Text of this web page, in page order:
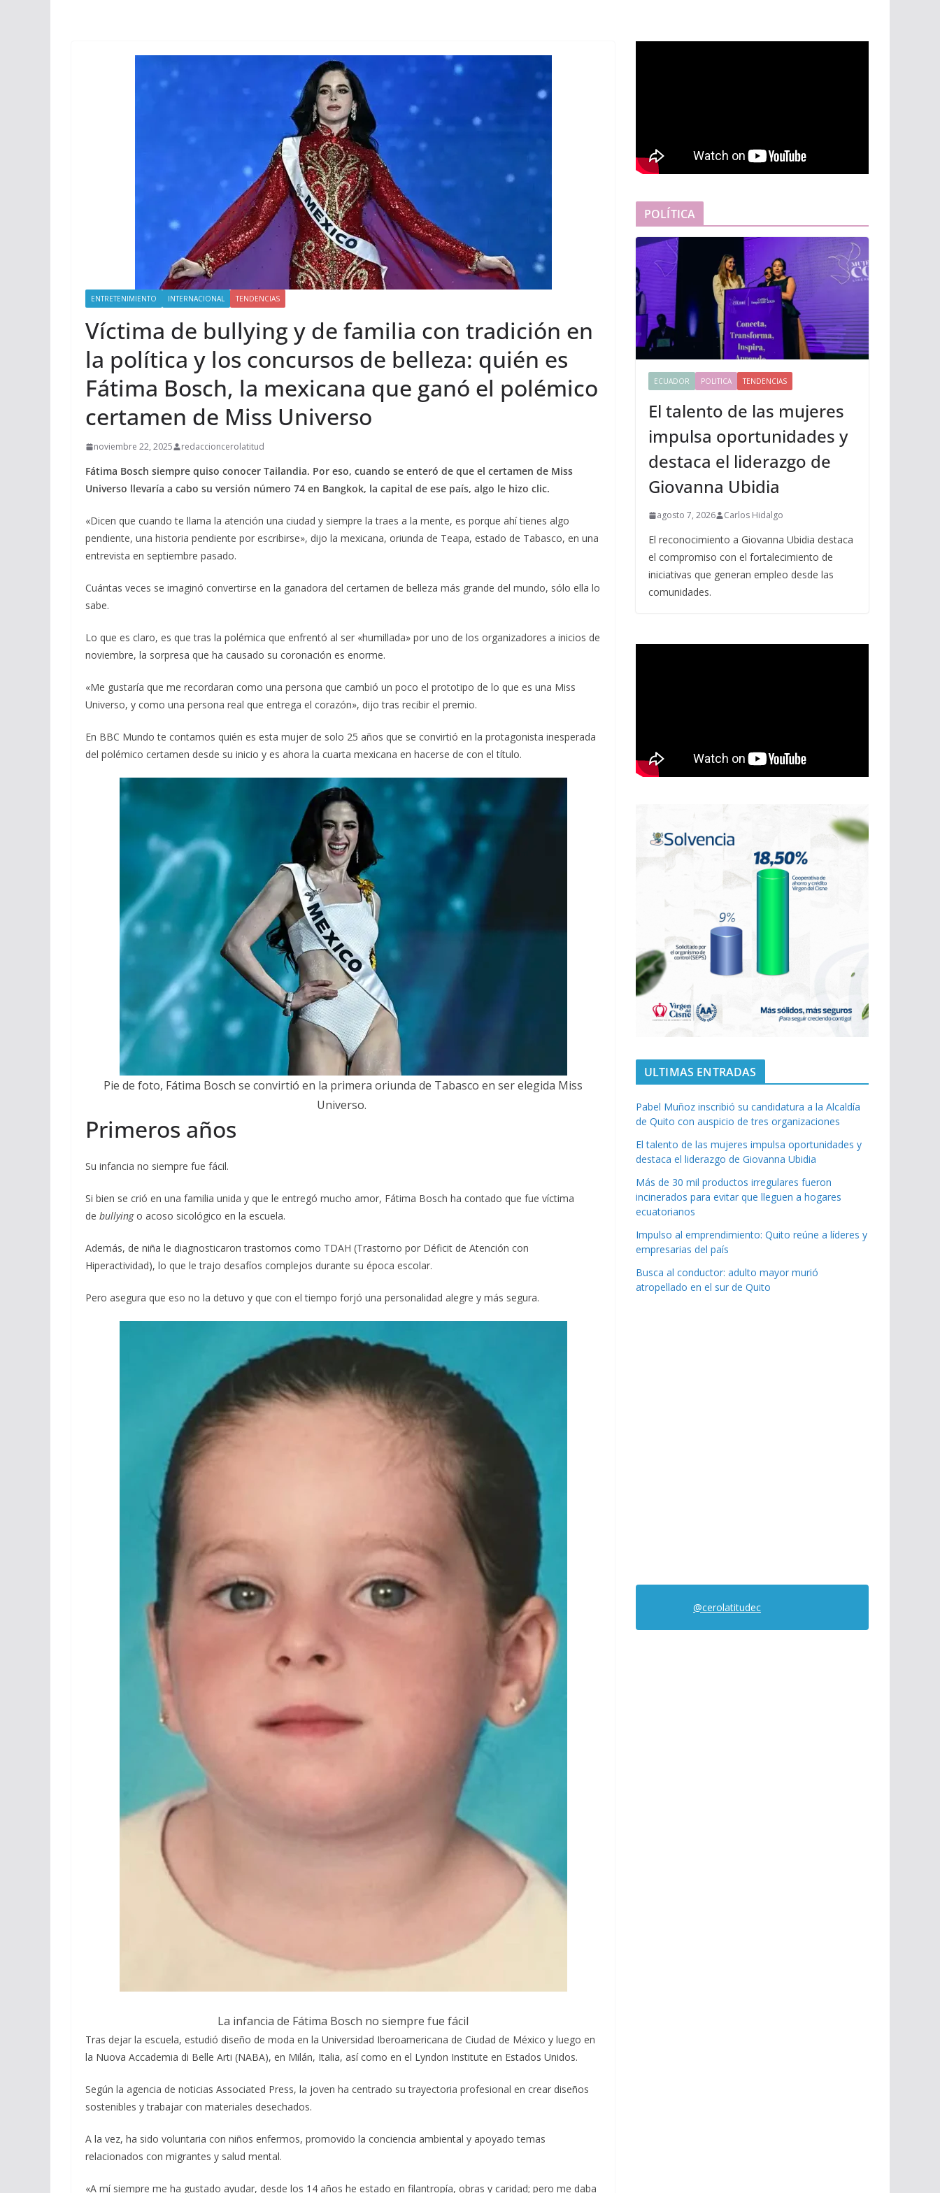
ENTRETENIMIENTO INTERNACIONAL TENDENCIAS
Víctima de bullying y de familia con tradición en
la política y los concursos de belleza: quién es
Fátima Bosch, la mexicana que ganó el polémico
certamen de Miss Universo
noviembre 22, 2025 redaccioncerolatitud
Fátima Bosch siempre quiso conocer Tailandia. Por eso, cuando se enteró de que el certamen de Miss
Universo llevaría a cabo su versión número 74 en Bangkok, la capital de ese país, algo le hizo clic.
«Dicen que cuando te llama la atención una ciudad y siempre la traes a la mente, es porque ahí tienes algo
pendiente, una historia pendiente por escribirse», dijo la mexicana, oriunda de Teapa, estado de Tabasco, en una
entrevista en septiembre pasado.
Cuántas veces se imaginó convertirse en la ganadora del certamen de belleza más grande del mundo, sólo ella lo
sabe.
Lo que es claro, es que tras la polémica que enfrentó al ser «humillada» por uno de los organizadores a inicios de
noviembre, la sorpresa que ha causado su coronación es enorme.
«Me gustaría que me recordaran como una persona que cambió un poco el prototipo de lo que es una Miss
Universo, y como una persona real que entrega el corazón», dijo tras recibir el premio.
En BBC Mundo te contamos quién es esta mujer de solo 25 años que se convirtió en la protagonista inesperada
del polémico certamen desde su inicio y es ahora la cuarta mexicana en hacerse de con el título.
Pie de foto, Fátima Bosch se convirtió en la primera oriunda de Tabasco en ser elegida Miss
Universo.
Primeros años
Su infancia no siempre fue fácil.
Si bien se crió en una familia unida y que le entregó mucho amor, Fátima Bosch ha contado que fue víctima
de bullyingo acoso sicológico en la escuela.
Además, de niña le diagnosticaron trastornos como TDAH (Trastorno por Déficit de Atención con
Hiperactividad), lo que le trajo desafíos complejos durante su época escolar.
Pero asegura que eso no la detuvo y que con el tiempo forjó una personalidad alegre y más segura.
La infancia de Fátima Bosch no siempre fue fácil
Tras dejar la escuela, estudió diseño de moda en la Universidad Iberoamericana de Ciudad de México y luego en
la Nuova Accademia di Belle Arti (NABA), en Milán, Italia, así como en el Lyndon Institute en Estados Unidos.
Según la agencia de noticias Associated Press, la joven ha centrado su trayectoria profesional en crear diseños
sostenibles y trabajar con materiales desechados.
A la vez, ha sido voluntaria con niños enfermos, promovido la conciencia ambiental y apoyado temas
relacionados con migrantes y salud mental.
«A mí siempre me ha gustado ayudar, desde los 14 años he estado en filantropía, obras y caridad; pero me daba
POLÍTICA
ECUADOR POLITICA TENDENCIAS
El talento de las mujeres
impulsa oportunidades y
destaca el liderazgo de
Giovanna Ubidia
agosto 7, 2026 Carlos Hidalgo
El reconocimiento a Giovanna Ubidia destaca
el compromiso con el fortalecimiento de
iniciativas que generan empleo desde las
comunidades.
ULTIMAS ENTRADAS
Pabel Muñoz inscribió su candidatura a la Alcaldía
de Quito con auspicio de tres organizaciones
El talento de las mujeres impulsa oportunidades y
destaca el liderazgo de Giovanna Ubidia
Más de 30 mil productos irregulares fueron
incinerados para evitar que lleguen a hogares
ecuatorianos
Impulso al emprendimiento: Quito reúne a líderes y
empresarias del país
Busca al conductor: adulto mayor murió
atropellado en el sur de Quito
@cerolatitudec